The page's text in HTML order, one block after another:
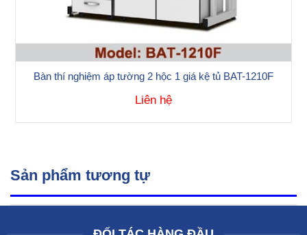
Bàn thí nghiệm áp tường 2 hộc 1 giá kệ tủ BAT-1210F
Liên hệ
Sản phẩm tương tự